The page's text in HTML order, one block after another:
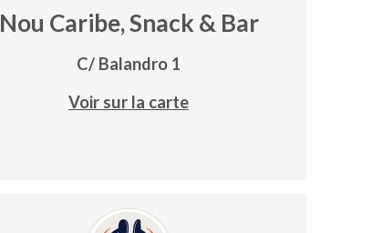
Nou Caribe, Snack & Bar
C/ Balandro 1
Voir sur la carte